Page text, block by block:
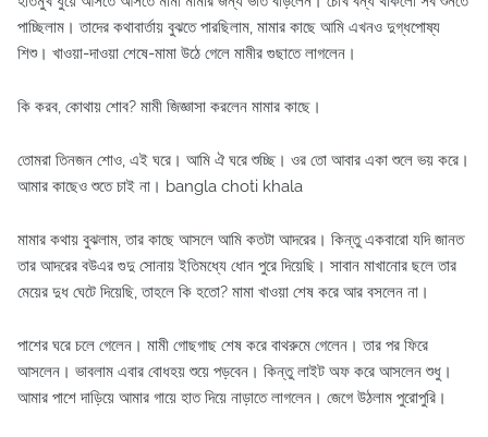
পাচ্ছিলাম। তাদের কথাবার্তায় বুঝতে পারছিলাম, মামার কাছে আমি এখনও দুগ্ধপোষ্য
শিশু। খাওয়া-দাওয়া শেষে-মামা উঠে গেলে মামীর গুছাতে লাগলেন।
কি করব, কোথায় শোব? মামী জিজ্ঞাসা করলেন মামার কাছে।
তোমরা তিনজন শোও, এই ঘরে। আমি ঐ ঘরে শুচ্ছি। ওর তো আবার একা শুলে ভয় করে।
আমার কাছেও শুতে চাই না। bangla choti khala
মামার কথায় বুঝলাম, তার কাছে আসলে আমি কতটা আদরের। কিন্তু একবারো যদি জানত
তার আদরের বউএর গুদু সোনায় ইতিমধ্যে ধোন পুরে দিয়েছি। সাবান মাখানোর ছলে তার
মেয়ের দুধ ঘেটে দিয়েছি, তাহলে কি হতো? মামা খাওয়া শেষ করে আর বসলেন না।
পাশের ঘরে চলে গেলেন। মামী গোছগাছ শেষ করে বাথরুমে গেলেন। তার পর ফিরে
আসলেন। ভাবলাম এবার বোধহয় শুয়ে পড়বেন। কিন্তু লাইট অফ করে আসলেন শুধু।
আমার পাশে দাড়িয়ে আমার গায়ে হাত দিয়ে নাড়াতে লাগলেন। জেগে উঠলাম পুরোপুরি।